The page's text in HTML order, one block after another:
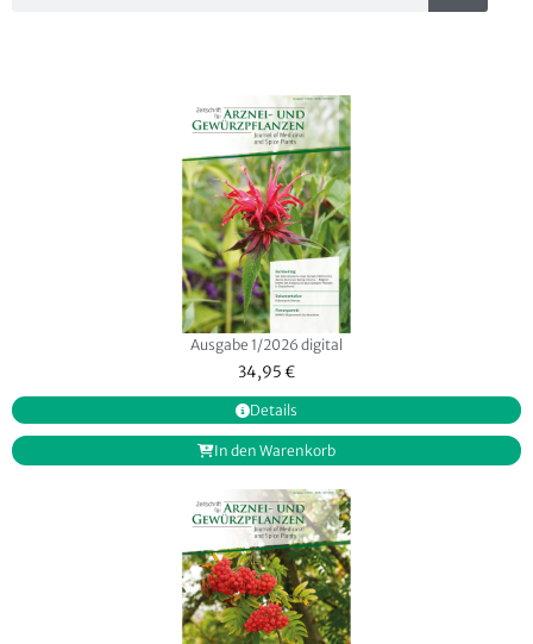
Ausgabe 1/2026 digital
34,95€
Details
In den Warenkorb